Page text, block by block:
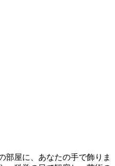
屋に、あなたの手で飾りま